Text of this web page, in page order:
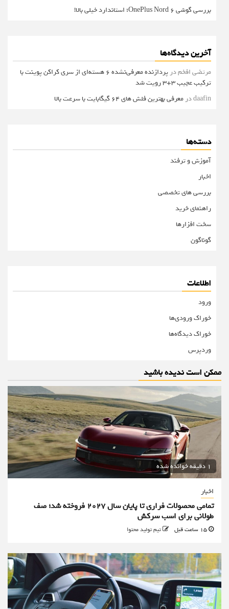
بررسی گوشی OnePlus Nord 6؛ استاندارد خیلی بالا!
آخرین دیدگاه‌ها
مرتضی افخمدر
پردازنده معرفی‌نشده 6 هسته‌ای از سری کراکن پوینت با
ترکیب عجیب 3+3 رویت شد
daafinدر معرفی بهترین فلش های 64 گیگابایت با سرعت بالا
دسته‌ها
آموزش و ترفند
اخبار
بررسی های تخصصی
راهنمای خرید
سخت افزارها
گوناگون
اطلاعات
ورود
خوراک ورودی‌ها
خوراک دیدگاه‌ها
وردپرس
ممکن است ندیده باشید
1 دقیقه خوانده شده
اخبار
تمامی محصولات فراری تا پایان سال ۲۰۲۷ فروخته شد؛ صف
طولانی برای اسب سرکش
تیم تولید محتوا